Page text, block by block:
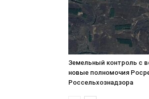
Земельный контроль с
новые полномочия
Россельхознадзора